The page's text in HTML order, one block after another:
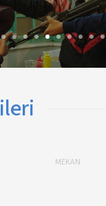
MEKAN